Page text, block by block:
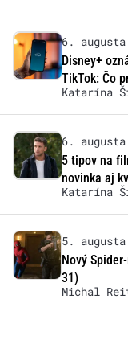
6. augusta
Disney+
TikTok: Čo
Katarína
6. augusta
5 tipov na
novinka aj
Katarína
5. augusta
Nový
31)
Michal